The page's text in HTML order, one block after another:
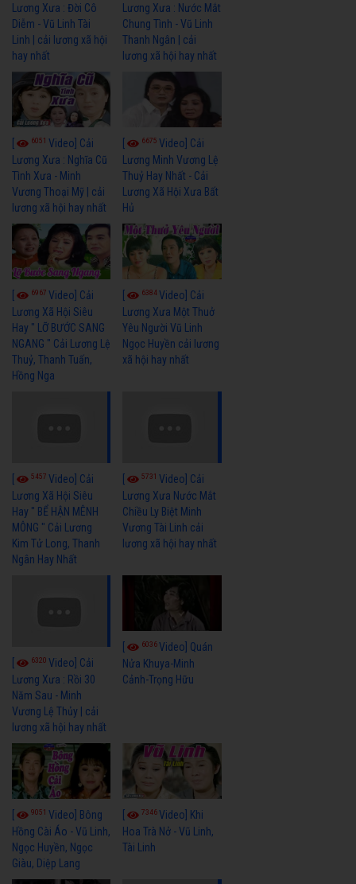
Lương Xưa : Đời Cô
Diễm - Vũ Linh Tài
Linh | cải lương xã hội
hay nhất
Lương Xưa : Nước Mắt
Chung Tình - Vũ Linh
Thanh Ngân | cải
lương xã hội hay nhất
6051 Video] Cải
Lương Xưa : Nghĩa Cũ
Tình Xưa - Minh
Vương Thoại Mỹ | cải
lương xã hội hay nhất
6675Video] Cải
Lương Minh Vương Lệ
Thuỷ Hay Nhất - Cải
Lương Xã Hội Xưa Bất
Hủ
[ 6967 Video] Cải
Lương Xã Hội Siêu
Hay " LỠ BƯỚC SANG
NGANG " Cải Lương Lệ
Thuỷ, Thanh Tuấn,
Hồng Nga
[ 6384Video] Cải
Lương Xưa Một Thuở
Yêu Người Vũ Linh
Ngọc Huyền cải lương
xã hội hay nhất
[ 5457 Video] Cải
Lương Xã Hội Siêu
Hay " BỂ HẬN MÊNH
MÔNG " Cải Lương
Kim Tử Long, Thanh
Ngân Hay Nhất
[ 5731Video] Cải
Lương Xưa Nước Mắt
Chiều Ly Biệt Minh
Vương Tài Linh cải
lương xã hội hay nhất
[ 6320 Video] Cải
Lương Xưa : Rồi 30
Năm Sau - Minh
Vương Lệ Thủy | cải
lương xã hội hay nhất
[ 6036Video] Quán
Nửa Khuya-Minh
Cảnh-Trọng Hữu
[ 9051 Video] Bông
Hồng Cài Áo - Vũ Linh,
Ngọc Huyền, Ngọc
Giàu, Diệp Lang
[ 7346Video] Khi
Hoa Trà Nở - Vũ Linh,
Tài Linh